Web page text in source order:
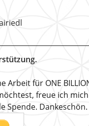
Arbeit für ONE
freue ich
Spende. Dankeschön.